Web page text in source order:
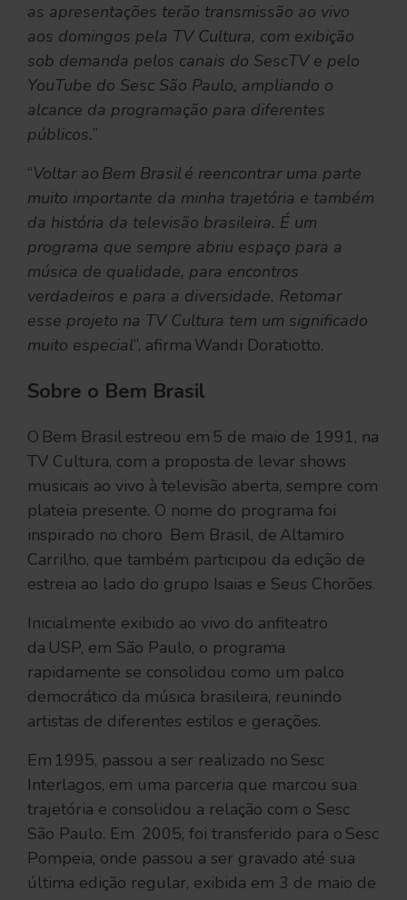
as apresentações terão transmissão ao vivo
aos domingos pela TV Cultura, com exibição
sob demanda pelos canais do SescTV e pelo
YouTube do Sesc São Paulo, ampliando o
alcance da programação para diferentes
públicos.”
“Voltar ao Bem Brasil é reencontrar uma parte
muito importante da minha trajetória e também
da história da televisão brasileira. É um
programa que sempre abriu espaço para a
música de qualidade, para encontros
verdadeiros e para a diversidade. Retomar
esse projeto na TV Cultura tem um significado
muito especial”, afirma Wandi Doratiotto.
Sobre o Bem Brasil
O Bem Brasil estreou em 5 de maio de 1991, na
TV Cultura, com a proposta de levar shows
musicais ao vivo à televisão aberta, sempre com
plateia presente. O nome do programa foi
inspirado no choro Bem Brasil, de Altamiro
Carrilho, que também participou da edição de
estreia ao lado do grupo Isaias e Seus Chorões.
Inicialmente exibido ao vivo do anfiteatro
da USP, em São Paulo, o programa
rapidamente se consolidou como um palco
democrático da música brasileira, reunindo
artistas de diferentes estilos e gerações.
Em 1995, passou a ser realizado no Sesc
Interlagos, em uma parceria que marcou sua
trajetória e consolidou a relação com o Sesc
São Paulo. Em 2005, foi transferido para o Sesc
Pompeia, onde passou a ser gravado até sua
última edição regular, exibida em 3 de maio de